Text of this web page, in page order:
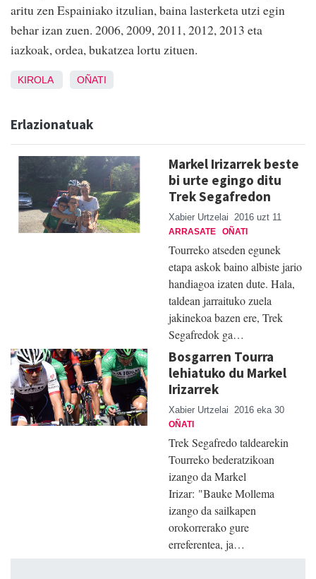
aritu zen Espainiako itzulian, baina lasterketa utzi egin
behar izan zuen. 2006, 2009, 2011, 2012, 2013 eta
iazkoak, ordea, bukatzea lortu zituen.
KIROLA OÑATI
Erlazionatuak
Markel Irizarrek beste
bi urte egingo ditu
Trek Segafredon
Xabier Urtzelai 2016 uzt 11
ARRASATE OÑATI
Tourreko atseden egunek
etapa askok baino albiste jario
handiagoa izaten dute. Hala,
taldean jarraituko zuela
jakinekoa bazen ere, Trek
Segafredok ga…
Bosgarren Tourra
lehiatuko du Markel
Irizarrek
Xabier Urtzelai 2016 eka 30
OÑATI
Trek Segafredo taldearekin
Tourreko bederatzikoan
izango da Markel
Irizar: "Bauke Mollema
izango da sailkapen
orokorrerako gure
erreferentea, ja…